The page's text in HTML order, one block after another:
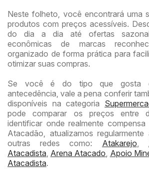
Neste folheto, você encontrará uma
produtos com preços acessíveis.
do dia a dia até ofertas
econômicas de marcas
organizado de forma prática para
otimizar suas compras.
Se você é do tipo que gosta
antecedência, vale a pena conferir
disponíveis na categoria
pode comparar os preços entre
identificar onde realmente
Atacadão, atualizamos
outras redes como: Atakarejo,
Atacadista, Arena Atacado, Apoio
Atacadista.